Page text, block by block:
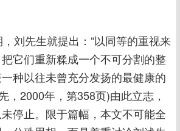
，刘先生就提出：“以同等的重视来
它们重新糅成一个不可分割的整
种以往未曾充分发扬的最健康的
，2000年，第358页)由此立志，
停止。限于篇幅，本文不可能全